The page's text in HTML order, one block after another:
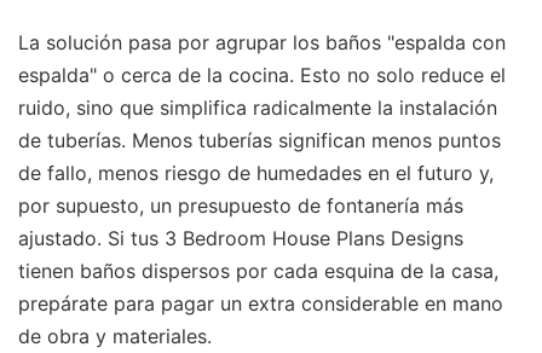
La solución pasa por agrupar los baños "espalda con
espalda" o cerca de la cocina. Esto no solo reduce el
ruido, sino que simplifica radicalmente la instalación
de tuberías. Menos tuberías significan menos puntos
de fallo, menos riesgo de humedades en el futuro y,
por supuesto, un presupuesto de fontanería más
ajustado. Si tus 3 Bedroom House Plans Designs
tienen baños dispersos por cada esquina de la casa,
prepárate para pagar un extra considerable en mano
de obra y materiales.